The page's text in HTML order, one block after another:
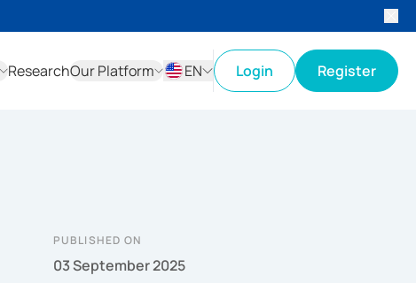
ResearchOur Platform
EN
Login Register
PUBLISHED ON
03 September 2025